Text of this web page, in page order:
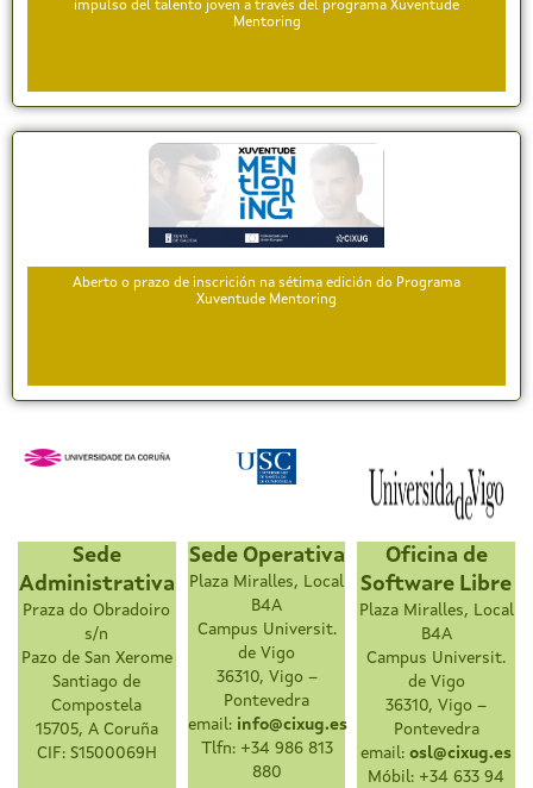
impulso del talento joven a través del programa Xuventude
Mentoring
Aberto o prazo de inscrición na sétima edición do Programa
Xuventude Mentoring
Sede
Administrativa
Praza do Obradoiro
s/n
Pazo de San Xerome
Santiago de
Compostela
15705, A Coruña
CIF: S1500069H
Sede Operativa
Plaza Miralles, Local
B4A
Campus Universit.
de Vigo
36310, Vigo –
Pontevedra
email: info@cixug.es
Tlfn: +34 986 813
880
Oficina de
Software Libre
Plaza Miralles, Local
B4A
Campus Universit.
de Vigo
36310, Vigo –
Pontevedra
email:osl@cixug.es
Móbil: +34 633 94